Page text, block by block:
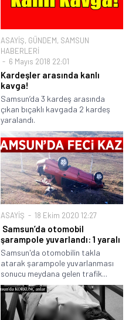
ASAYİŞ, GÜNDEM, SAMSUN
HABERLERİ
6 Mayıs 2018 22:01
Kardeşler arasında kanlı
kavga!
Samsun’da 3 kardeş arasında
çıkan bıçaklı kavgada 2 kardeş
yaralandı.
ASAYİŞ 18 Ekim 2020 12:27
Samsun’da otomobil
şarampole yuvarlandı: 1 yaralı
Samsun'da otomobilin takla
atarak şarampole yuvarlanması
sonucu meydana gelen trafik...